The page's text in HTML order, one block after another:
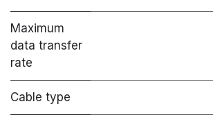
Maximum
data transfer
rate
Cable type